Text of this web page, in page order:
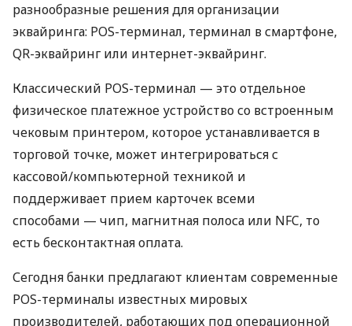
разнообразные решения для организации
эквайринга: POS-терминал, терминал в смартфоне,
QR-эквайринг или интернет-эквайринг.
Классический POS-терминал — это отдельное
физическое платежное устройство со встроенным
чековым принтером, которое устанавливается в
торговой точке, может интегрироваться с
кассовой/компьютерной техникой и
поддерживает прием карточек всеми
способами — чип, магнитная полоса или NFC, то
есть бесконтактная оплата.
Сегодня банки предлагают клиентам современные
POS-терминалы известных мировых
производителей, работающих под операционной